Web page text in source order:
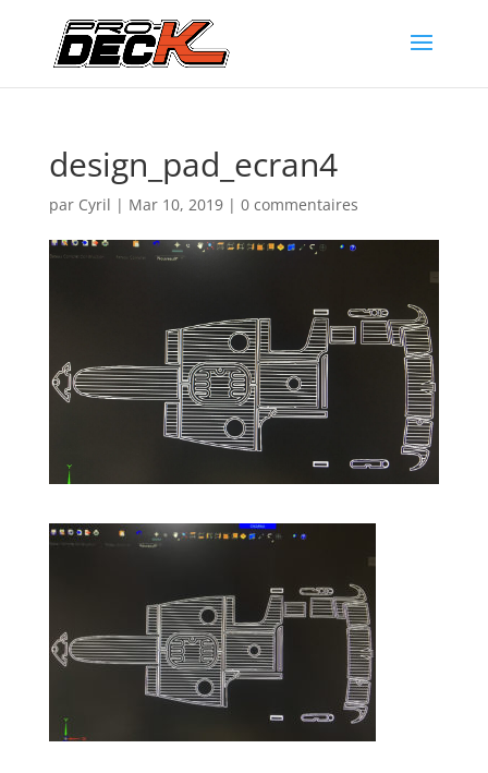
design_pad_ecran4
par Cyril | Mar 10, 2019| 0 commentaires